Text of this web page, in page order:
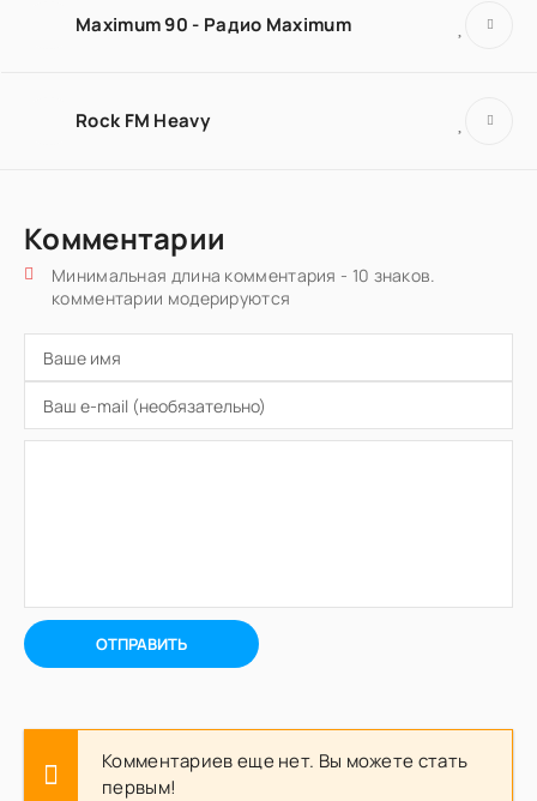
Maximum 90 - Радио Maximum
Rock FM Heavy
Комментарии
Минимальная длина комментария - 10 знаков.
комментарии модерируются
ОТПРАВИТЬ
Комментариев еще нет. Вы можете стать
первым!